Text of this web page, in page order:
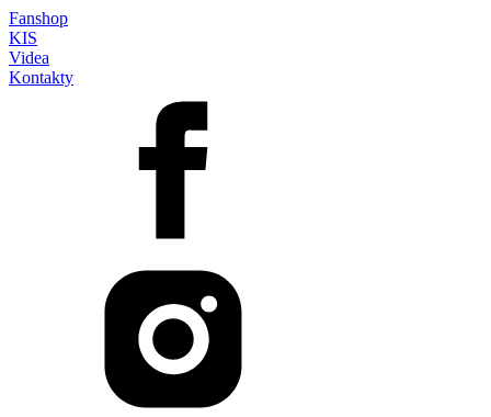
Fanshop
KIS
Videa
Kontakty